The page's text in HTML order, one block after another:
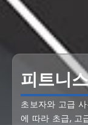
피트니
초보자와 고급
에 따라 초급, 고